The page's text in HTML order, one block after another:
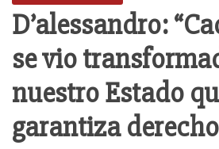
D’alessandro:
se vio
nuestro Estado
garantiza